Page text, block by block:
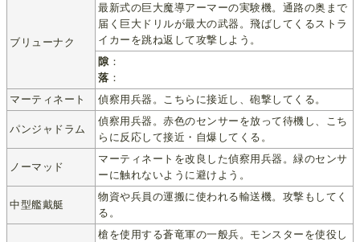
ブリューナク
最新式の巨大魔導アーマーの実験機。通路の奥まで
届く巨大ドリルが最大の武器。飛ばしてくるストラ
イカーを跳ね返して攻撃しよう。
隙 ：
落 ：
マーティネート
偵察用兵器。こちらに接近し、砲撃してくる。
パンジャドラム
偵察用兵器。赤色のセンサーを放って待機し、こち
らに反応して接近・自爆してくる。
ノーマッド
マーティネートを改良した偵察用兵器。緑のセンサ
ーに触れないように避けよう。
中型艦戴艇
物資や兵員の運搬に使われる輸送機。攻撃もしてく
る。
槍を使用する蒼竜軍の一般兵。モンスターを使役し